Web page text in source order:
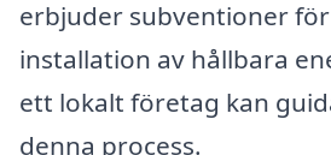
erbjuder subventioner
installation av hållbara
ett lokalt företag kan
denna process.